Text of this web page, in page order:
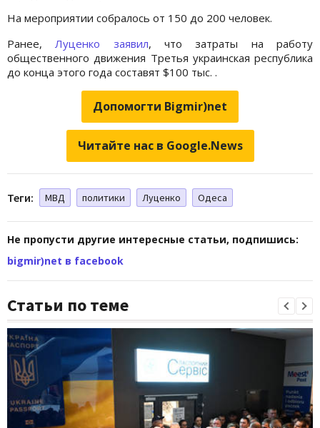
На мероприятии собралось от 150 до 200 человек.
Ранее, Луценко заявил, что затраты на работу
общественного движения Третья украинская республика
до конца этого года составят $100 тыс. .
Допомогти Bigmir)net
Читайте нас в Google.News
Теги: МВД политики Луценко Одеса
Не пропусти другие интересные статьи, подпишись:
bigmir)net в facebook
Статьи по теме